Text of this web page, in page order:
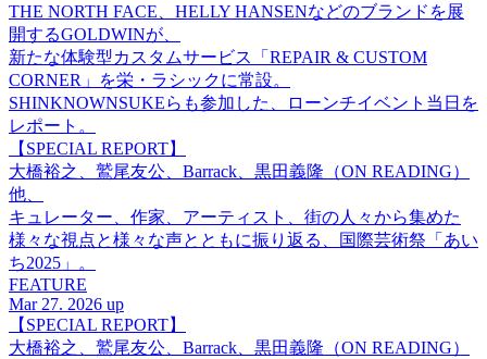
THE NORTH FACE、HELLY HANSENなどのブランドを展
開するGOLDWINが、
新たな体験型カスタムサービス「REPAIR & CUSTOM
CORNER」を栄・ラシックに常設。
SHINKNOWNSUKEらも参加した、ローンチイベント当日を
レポート。
【SPECIAL REPORT】
大橋裕之、鷲尾友公、Barrack、黒田義隆（ON READING）
他、
キュレーター、作家、アーティスト、街の人々から集めた
様々な視点と様々な声とともに振り返る、国際芸術祭「あい
ち2025」。
FEATURE
Mar 27. 2026 up
【SPECIAL REPORT】
大橋裕之、鷲尾友公、Barrack、黒田義隆（ON READING）